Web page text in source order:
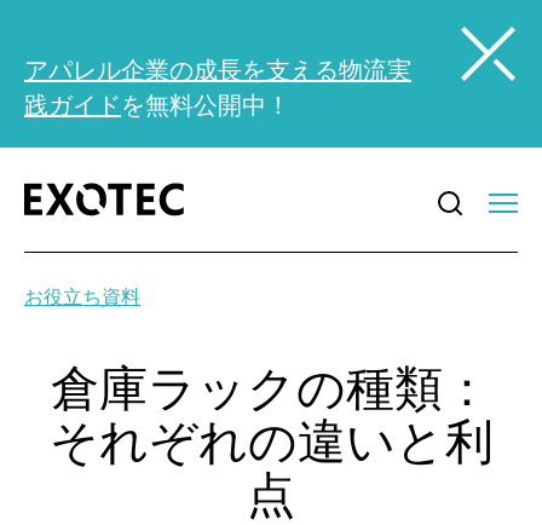
アパレル企業の成長を支える物流実
践ガイドを無料公開中！
お役立ち資料
倉庫ラックの種類：
それぞれの違いと利
点